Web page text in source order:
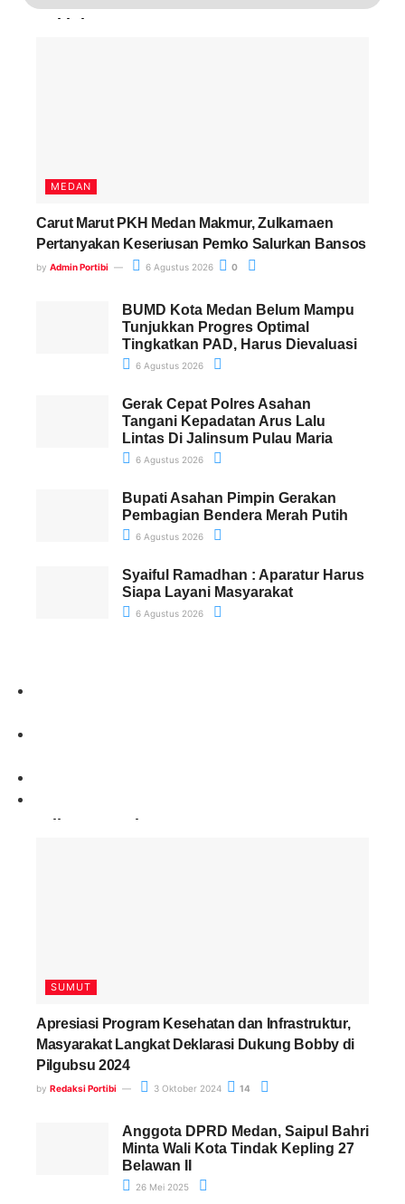
Terkini
MEDAN
Carut Marut PKH Medan Makmur, Zulkarnaen
Pertanyakan Keseriusan Pemko Salurkan Bansos
by Admin Portibi 6 Agustus 2026 0
BUMD Kota Medan Belum Mampu
Tunjukkan Progres Optimal
Tingkatkan PAD, Harus Dievaluasi
6 Agustus 2026
Gerak Cepat Polres Asahan
Tangani Kepadatan Arus Lalu
Lintas Di Jalinsum Pulau Maria
6 Agustus 2026
Bupati Asahan Pimpin Gerakan
Pembagian Bendera Merah Putih
6 Agustus 2026
Syaiful Ramadhan : Aparatur Harus
Siapa Layani Masyarakat
6 Agustus 2026
Paling Banyak Komentar
SUMUT
Apresiasi Program Kesehatan dan Infrastruktur,
Masyarakat Langkat Deklarasi Dukung Bobby di
Pilgubsu 2024
by Redaksi Portibi 3 Oktober 2024 14
Anggota DPRD Medan, Saipul Bahri
Minta Wali Kota Tindak Kepling 27
Belawan II
26 Mei 2025